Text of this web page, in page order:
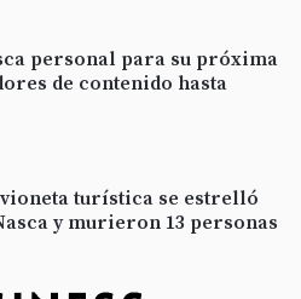
personal para su próxima
de contenido hasta
turística se estrelló
y murieron 13 personas